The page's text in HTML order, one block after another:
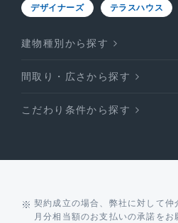
デザイナーズ テラスハウス
建物種別から探す
間取り・広さから探す
こだわり条件から探す
契約成立の場合、弊社に対して
月分相当額のお支払いの承諾をお